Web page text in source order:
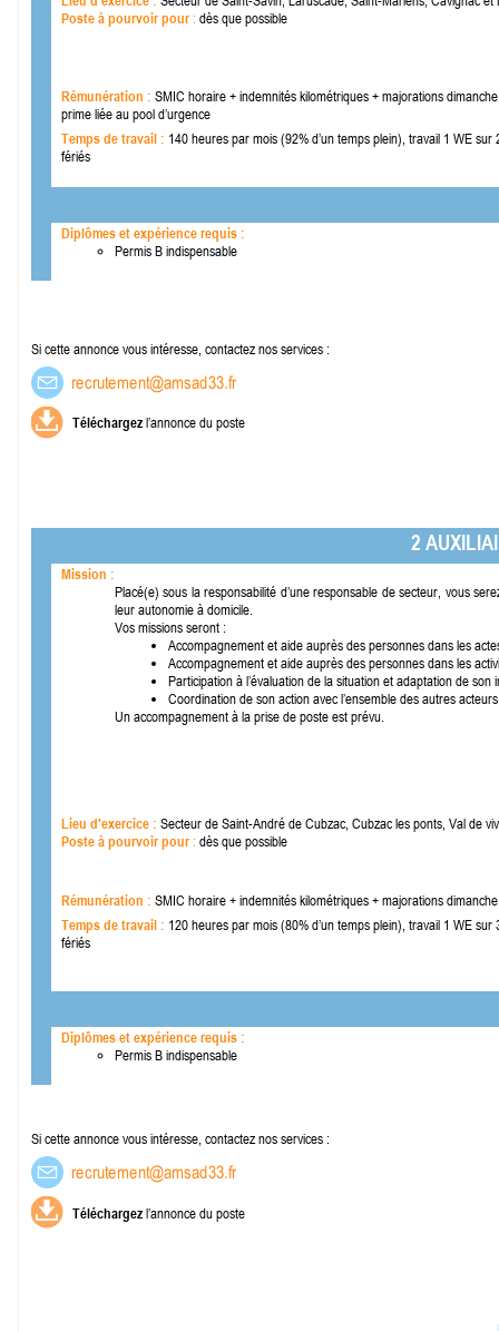
Poste à pourvoir pour: dès que possible
Rémunération : SMIC horaire + indemnités kilométriques + majorations
prime liée au pool d’urgence
Temps de travail : 140 heures par mois (92% d’un temps plein), travail 1 WE sur
fériés
Diplômes et expérience requis :
Permis B indispensable
Si cette annonce vous intéresse, contactez nos services :
Téléchargezl’annonce du poste
2
Mission :
Placé(e) sous la responsabilité d’une responsable de secteur, vous
leur autonomie à domicile.
Vos missions seront :
Accompagnement et aide auprès des personnes dans les
Accompagnement et aide auprès des personnes dans les
Participation à l’évaluation de la situation et adaptation de
Coordination de son action avec l’ensemble des autres
Un accompagnement à la prise de poste est prévu.
Lieu d'exercice : Secteur de Saint-André de Cubzac, Cubzac les ponts, Val de
Poste à pourvoir pour: dès que possible
Rémunération : SMIC horaire + indemnités kilométriques + majorations
Temps de travail : 120 heures par mois (80% d’un temps plein), travail 1 WE sur
fériés
Diplômes et expérience requis :
Permis B indispensable
Si cette annonce vous intéresse, contactez nos services :
Téléchargezl’annonce du poste